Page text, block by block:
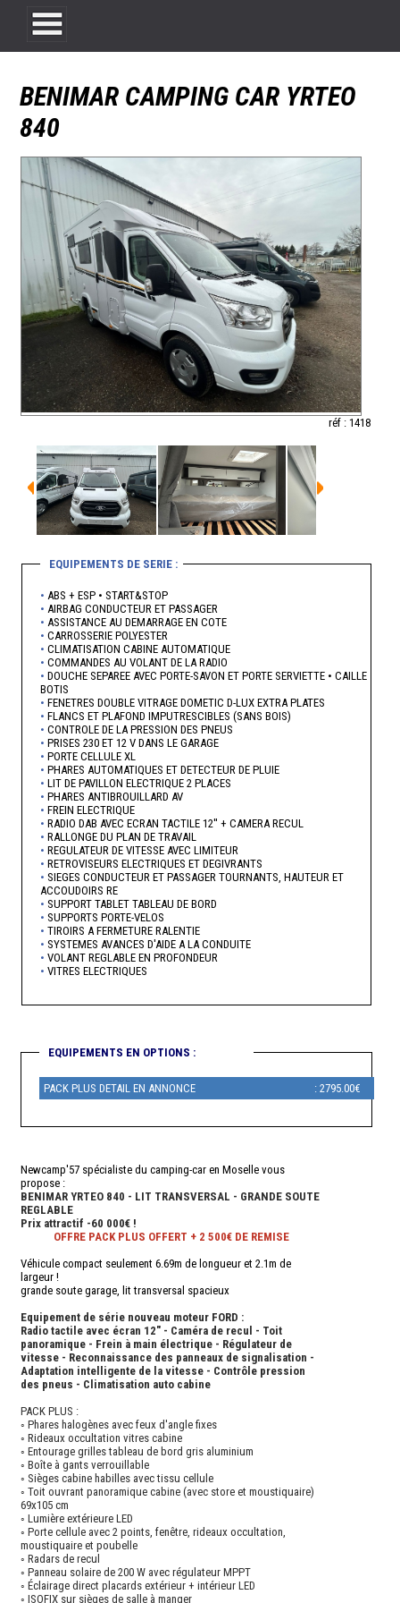
BENIMAR CAMPING CAR YRTEO
840
réf : 1418
EQUIPEMENTS DE SERIE :
• ABS + ESP • START&STOP
• AIRBAG CONDUCTEUR ET PASSAGER
• ASSISTANCE AU DEMARRAGE EN COTE
• CARROSSERIE POLYESTER
• CLIMATISATION CABINE AUTOMATIQUE
• COMMANDES AU VOLANT DE LA RADIO
• DOUCHE SEPAREE AVEC PORTE-SAVON ET PORTE SERVIETTE • CAILLE
BOTIS
• FENETRES DOUBLE VITRAGE DOMETIC D-LUX EXTRA PLATES
• FLANCS ET PLAFOND IMPUTRESCIBLES (SANS BOIS)
• CONTROLE DE LA PRESSION DES PNEUS
• PRISES 230 ET 12 V DANS LE GARAGE
• PORTE CELLULE XL
• PHARES AUTOMATIQUES ET DETECTEUR DE PLUIE
• LIT DE PAVILLON ELECTRIQUE 2 PLACES
• PHARES ANTIBROUILLARD AV
• FREIN ELECTRIQUE
• RADIO DAB AVEC ECRAN TACTILE 12'' + CAMERA RECUL
• RALLONGE DU PLAN DE TRAVAIL
• REGULATEUR DE VITESSE AVEC LIMITEUR
• RETROVISEURS ELECTRIQUES ET DEGIVRANTS
• SIEGES CONDUCTEUR ET PASSAGER TOURNANTS, HAUTEUR ET
ACCOUDOIRS RE
• SUPPORT TABLET TABLEAU DE BORD
• SUPPORTS PORTE-VELOS
• TIROIRS A FERMETURE RALENTIE
• SYSTEMES AVANCES D'AIDE A LA CONDUITE
• VOLANT REGLABLE EN PROFONDEUR
• VITRES ELECTRIQUES
EQUIPEMENTS EN OPTIONS :
PACK PLUS DETAIL EN ANNONCE : 2795.00€
Newcamp'57 spécialiste du camping-car en Moselle vous
propose :
BENIMAR YRTEO 840 - LIT TRANSVERSAL - GRANDE SOUTE
REGLABLE
Prix attractif -60 000€ !
OFFRE PACK PLUS OFFERT + 2 500€ DE REMISE
Véhicule compact seulement 6.69m de longueur et 2.1m de
largeur !
grande soute garage, lit transversal spacieux
Equipement de série nouveau moteur FORD :
Radio tactile avec écran 12" - Caméra de recul - Toit
panoramique - Frein à main électrique - Régulateur de
vitesse - Reconnaissance des panneaux de signalisation -
Adaptation intelligente de la vitesse - Contrôle pression
des pneus - Climatisation auto cabine
PACK PLUS :
◦ Phares halogènes avec feux d'angle fixes
◦ Rideaux occultation vitres cabine
◦ Entourage grilles tableau de bord gris aluminium
◦ Boîte à gants verrouillable
◦ Sièges cabine habilles avec tissu cellule
◦ Toit ouvrant panoramique cabine (avec store et moustiquaire)
69x105 cm
◦ Lumière extérieure LED
◦ Porte cellule avec 2 points, fenêtre, rideaux occultation,
moustiquaire et poubelle
◦ Radars de recul
◦ Panneau solaire de 200 W avec régulateur MPPT
◦ Éclairage direct placards extérieur + intérieur LED
◦ ISOFIX sur sièges de salle à manger